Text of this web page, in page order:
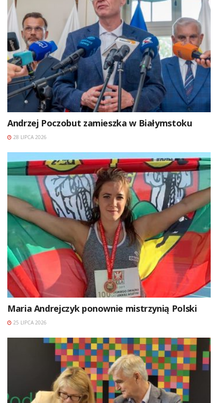
Andrzej Poczobut zamieszka w Białymstoku
28 LIPCA 2026
Maria Andrejczyk ponownie mistrzynią Polski
25 LIPCA 2026